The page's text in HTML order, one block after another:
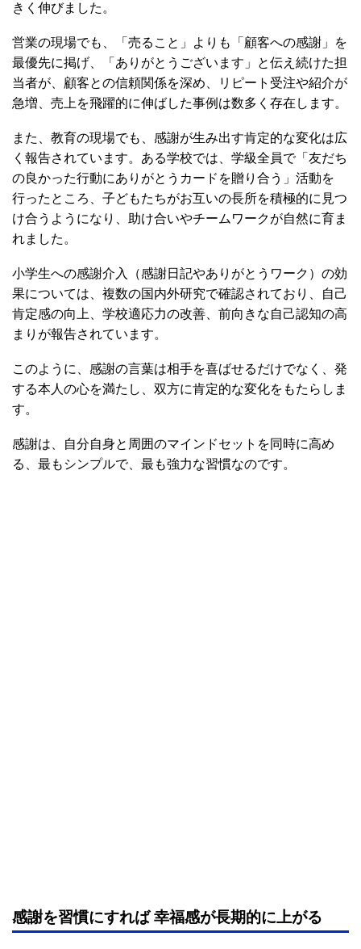
きく伸びました。
営業の現場でも、「売ること」よりも「顧客への感謝」を
最優先に掲げ、「ありがとうございます」と伝え続けた担
当者が、顧客との信頼関係を深め、リピート受注や紹介が
急増、売上を飛躍的に伸ばした事例は数多く存在します。
また、教育の現場でも、感謝が生み出す肯定的な変化は広
く報告されています。ある学校では、学級全員で「友だち
の良かった行動にありがとうカードを贈り合う」活動を
行ったところ、子どもたちがお互いの長所を積極的に見つ
け合うようになり、助け合いやチームワークが自然に育ま
れました。
小学生への感謝介入（感謝日記やありがとうワーク）の効
果については、複数の国内外研究で確認されており、自己
肯定感の向上、学校適応力の改善、前向きな自己認知の高
まりが報告されています。
このように、感謝の言葉は相手を喜ばせるだけでなく、発
する本人の心を満たし、双方に肯定的な変化をもたらしま
す。
感謝は、自分自身と周囲のマインドセットを同時に高め
る、最もシンプルで、最も強力な習慣なのです。
感謝を習慣にすれば 幸福感が長期的に上がる